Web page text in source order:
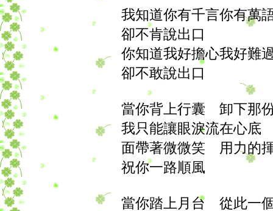
我知道你有千言你有萬
卻不肯說出口
你知道我好擔心我好難
卻不敢說出口
當你背上行囊 卸下那
我只能讓眼淚流在心底
面帶著微微笑 用力的
祝你一路順風
當你踏上月台 從此一